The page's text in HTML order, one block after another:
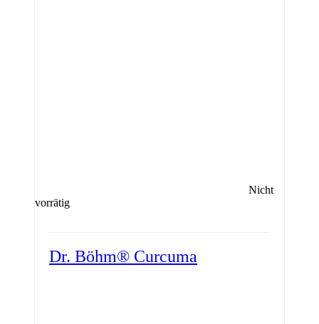
Nicht
vorrätig
Dr. Böhm® Curcuma